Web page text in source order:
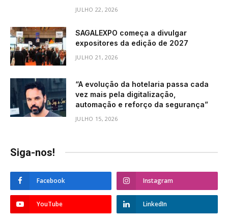
JULHO 22, 2026
SAGALEXPO começa a divulgar
expositores da edição de 2027
JULHO 21, 2026
“A evolução da hotelaria passa cada
vez mais pela digitalização,
automação e reforço da segurança”
JULHO 15, 2026
Siga-nos!
Facebook Instagram
YouTube LinkedIn